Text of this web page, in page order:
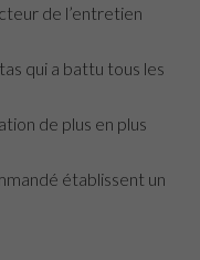
de l’entretien
qui a battu tous les
de plus en plus
établissent un